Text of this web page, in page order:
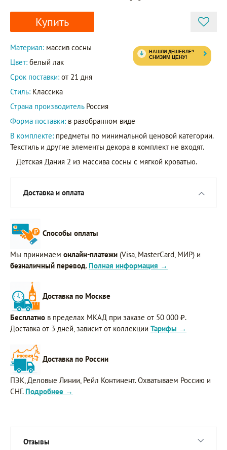
Купить
Материал: массив сосны
Цвет: белый лак
Срок поставки: от 21 дня
Стиль: Классика
Страна производитель Россия
Форма поставки: в разобранном виде
В комплекте: предметы по минимальной ценовой категории.
Текстиль и другие элементы декора в комплект не входят.
Детская Дания 2 из массива сосны с мягкой кроватью.
Доставка и оплата
Способы оплаты
Мы принимаем онлайн-платежи (Visa, MasterCard, МИР) и
безналичный перевод. Полная информация →
Доставка по Москве
Бесплатно в пределах МКАД при заказе от 50 000 ₽.
Доставка от 3 дней, зависит от коллекции Тарифы →
Доставка по России
ПЭК, Деловые Линии, Рейл Континент. Охватываем Россию и
СНГ. Подробнее →
Отзывы